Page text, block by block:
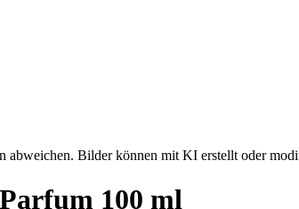
abweichen. Bilder können mit KI erstellt oder
100 ml